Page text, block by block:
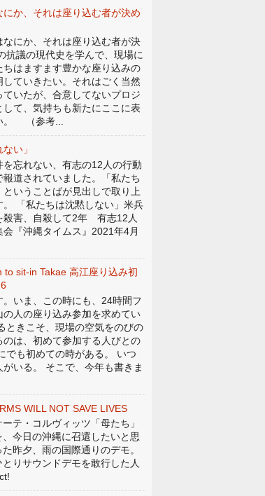
にか、それは座り込む者が決め
にか、それは座り込む者が決
議の現代史を学んで、現場に
ちはますます豊かな座り込みの
していきたい。それはごく当然
ていたが、合意してないプロジ
して、気持ちも新たにここに表
。 （参考...
い」
忘れない、有志の12人の行動
報道されていました。「私たち
ということばが見出しで取り上
。 「私たちは沈黙しない」米兵
殺害、自殺して2年 有志12人
『沖縄タイムス』2021年4月
to sit-in Takae 高江座り込み初
。いま、この時にも、24時間フ
の人の座り込み参加を求めてい
ときこそ、現場の空気をのびの
のは、初めて参加する人びとの
でも初めての時がある。 いつ
がいる。 そこで、今年も書きま
WILL NOT SAVE LIVES
ーテ・コルヴィッツ「母たち」
、今日の沖縄に召還したいと思
た昨夕、雨の国際通りのデモ。
とりサウンドデモを敢行した人